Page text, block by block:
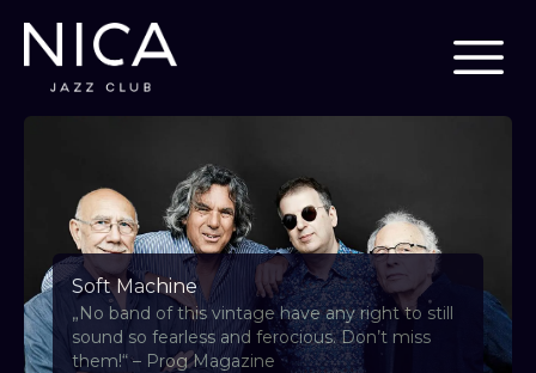
Soft Machine
„No band of this vintage have any right to still
sound so fearless and ferocious. Don’t miss
them!“ – Prog Magazine